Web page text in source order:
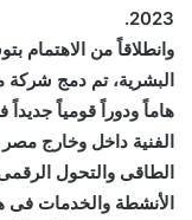
2023.
وانطلاقاً من الاهتمام
البشرية، تم دمج شركة
هاماً ودوراً قومياً
الفنية داخل وخارج
الطاقى والتحول
الأنشطة والخدمات فى